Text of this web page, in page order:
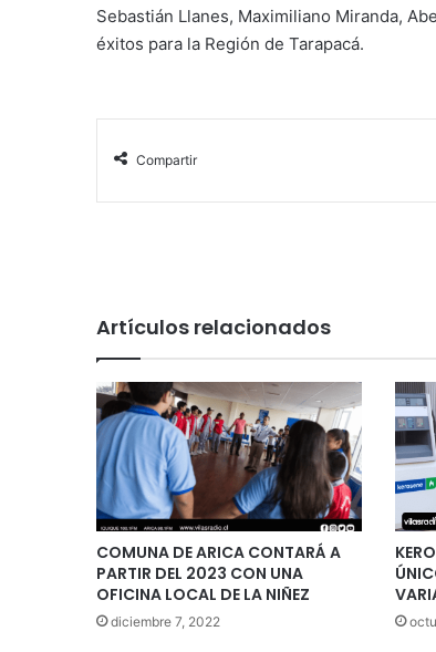
Sebastián Llanes, Maximiliano Miranda,
éxitos para la Región de Tarapacá.
Compartir
Artículos relacionados
COMUNA DE ARICA CONTARÁ A
PARTIR DEL 2023 CON UNA
OFICINA LOCAL DE LA NIÑEZ
diciembre 7, 2022